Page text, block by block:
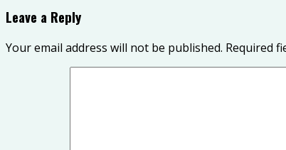
Leave a Reply
Your email address will not be published. Required